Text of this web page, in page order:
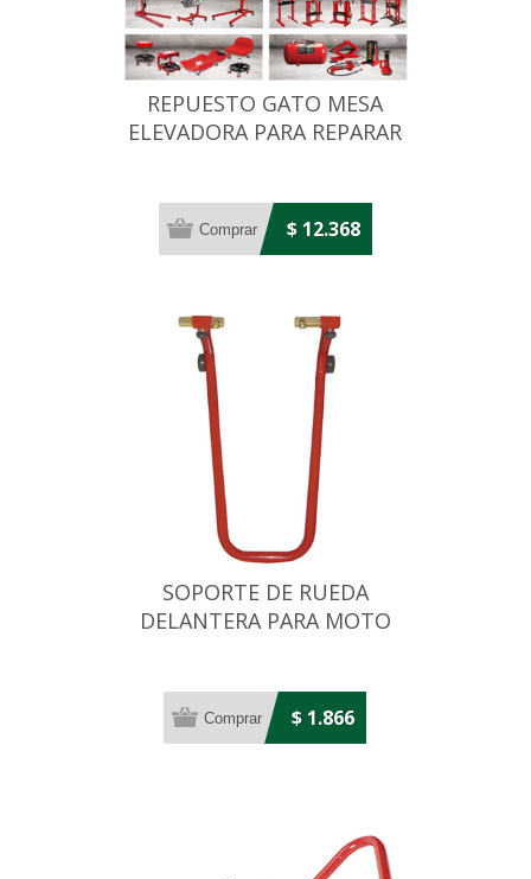
REPUESTO GATO MESA
ELEVADORA PARA REPARAR
$ 12.368
SOPORTE DE RUEDA
DELANTERA PARA MOTO
$ 1.866